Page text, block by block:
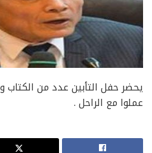
يحضر حفل التأبين عدد من الكتاب
عملوا مع الراحل .